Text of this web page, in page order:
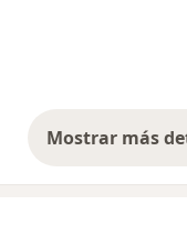
Mostrar más